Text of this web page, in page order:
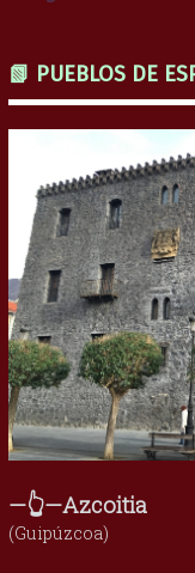
📗 PUEBLOS DE
—👆—Azcoitia
(Guipúzcoa)